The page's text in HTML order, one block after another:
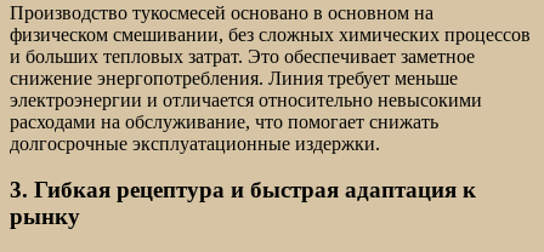
Производство тукосмесей основано в основном на
физическом смешивании, без сложных химических процессов
и больших тепловых затрат. Это обеспечивает заметное
снижение энергопотребления. Линия требует меньше
электроэнергии и отличается относительно невысокими
расходами на обслуживание, что помогает снижать
долгосрочные эксплуатационные издержки.
3. Гибкая рецептура и быстрая адаптация к
рынку